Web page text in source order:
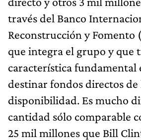
través del Banco
Reconstrucción y Fomento
que integra el grupo y que
característica fundamental
destinar fondos directos de
disponibilidad. Es mucho
cantidad sólo comparable
25 mil millones que Bill